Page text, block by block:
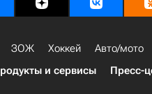
ЗОЖ Хоккей Авто/мото
и сервисы Пресс-